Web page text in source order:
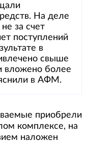
На деле
за счет
поступлений
в
свыше
вложено более
в АФМ.
приобрели
комплексе, на
наложен